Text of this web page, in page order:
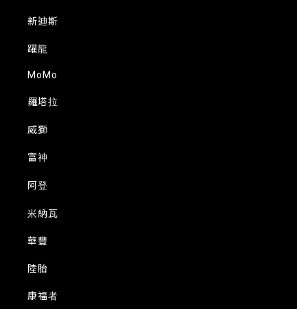
新迪斯
躍龍
MoMo
羅塔拉
威獅
富神
阿登
米納瓦
華豐
陸胎
康福者